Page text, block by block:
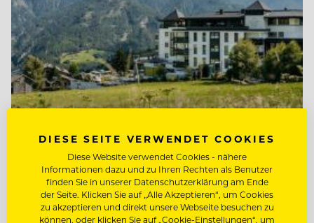
TOP ARBEITGEBER
Schlosshotel Fiss
6533 Fiss/Tirol, Österreich
DIESE SEITE VERWENDET COOKIES
Diese Website verwendet Cookies - nähere
Informationen dazu und zu Ihren Rechten als Benutzer
finden Sie in unserer Datenschutzerklärung am Ende
der Seite. Klicken Sie auf „Alle Akzeptieren“, um Cookies
zu akzeptieren und direkt unsere Webseite besuchen zu
können, oder klicken Sie auf „Cookie-Einstellungen“, um